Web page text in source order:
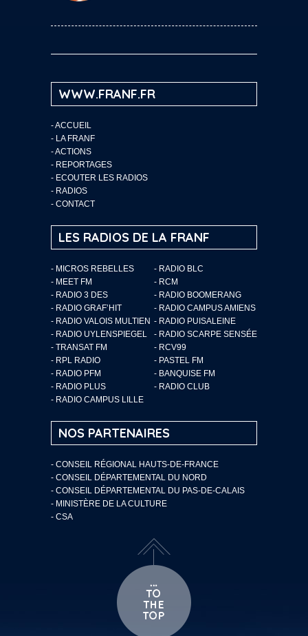
WWW.FRANF.FR
-ACCUEIL
- LA FRANF
-ACTIONS
- REPORTAGES
- ECOUTER LES RADIOS
- RADIOS
- CONTACT
LES RADIOS DE LA FRANF
- MICROS REBELLES
- RADIO BLC
- MEET FM
- RCM
- RADIO 3 DES
- RADIO BOOMERANG
- RADIO GRAF’HIT
- RADIO CAMPUS AMIENS
- RADIO VALOIS MULTIEN - RADIO PUISALEINE
- RADIO UYLENSPIEGEL
- RADIO SCARPE SENSÉE
- TRANSAT FM
- RCV99
- RPL RADIO
- PASTEL FM
- RADIO PFM
- BANQUISE FM
- RADIO PLUS
- RADIO CLUB
- RADIO CAMPUS LILLE
NOS PARTENAIRES
- CONSEIL RÉGIONAL HAUTS-DE-FRANCE
- CONSEIL DÉPARTEMENTAL DU NORD
- CONSEIL DÉPARTEMENTAL DU PAS-DE-CALAIS
- MINISTÈRE DE LA CULTURE
- CSA